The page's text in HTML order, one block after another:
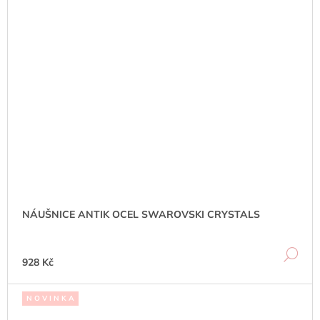
NÁUŠNICE ANTIK OCEL SWAROVSKI CRYSTALS
928 Kč
N O V I N K A